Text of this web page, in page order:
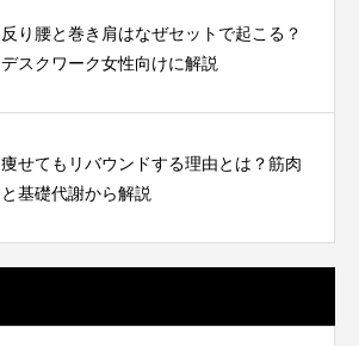
反り腰と巻き肩はなぜセットで起こる？
デスクワーク女性向けに解説
痩せてもリバウンドする理由とは？筋肉
と基礎代謝から解説